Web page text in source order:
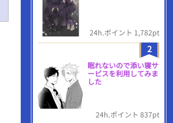
24h.ポイント 1,782pt
2
眠れないので添い寝サ
ービスを利用してみま
した
24h.ポイント 837pt